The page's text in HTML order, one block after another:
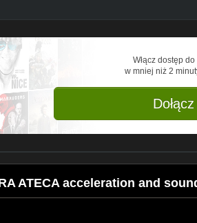
Włącz dostęp
w mniej niż 2
ATECA acceleration and